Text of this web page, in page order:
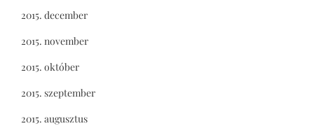
2015. december
2015. november
2015. október
2015. szeptember
2015. augusztus